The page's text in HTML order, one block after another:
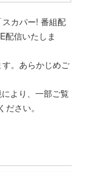
カパー! 番組配
配信いたしま
。あらかじめご
より、一部ご覧
さい。